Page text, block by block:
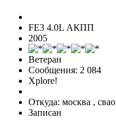
FE3 4.0L АКПП
2005
Ветеран
Сообщения: 2 084
Xplore!
Откуда: москва , свао
Записан